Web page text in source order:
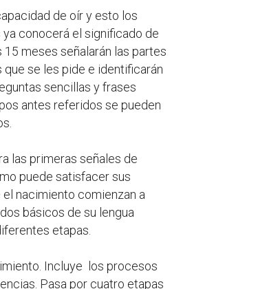
de oír y esto los
conocerá el significado de
meses señalarán las partes
se les pide e identificarán
sencillas y frases
antes referidos se pueden
las primeras señales de
puede satisfacer sus
nacimiento comienzan a
básicos de su lengua
etapas.
Incluye los procesos
Pasa por cuatro etapas